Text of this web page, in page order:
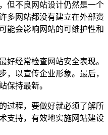
但不良网站设计仍然是一个
多网站都没有建立在外部资
能会影响网站的可维护性和
好经常检查网站安全表现。
，以宣传企业形象。最后，
保持最新。
过程，要做好就必须了解所
支持，有效地实施网站建设